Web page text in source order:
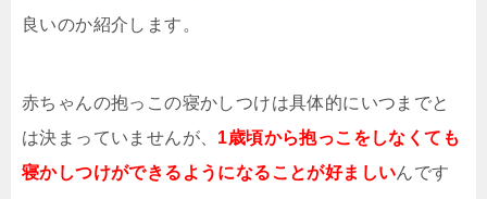
良いのか紹介します。
赤ちゃんの抱っこの寝かしつけは具体的にいつまでと
は決まっていませんが、 1歳頃から抱っこをしなくても
寝かしつけができるようになることが好ましいんです